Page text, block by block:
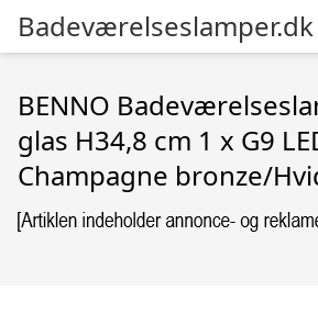
Badeværelseslamper.dk
BENNO
glas H34,8 cm 1 x G9
Champagne bronze/